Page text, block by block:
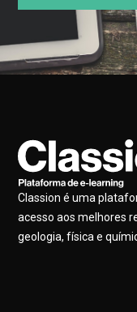
Classion é uma
acesso aos melhores
geologia, física e